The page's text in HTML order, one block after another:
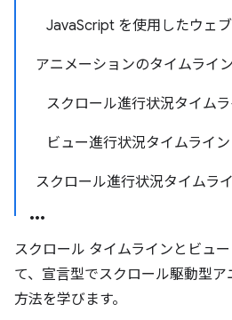
JavaScript を使用したウェ
アニメーションのタイムライン
スクロール進行状況タイム
ビュー進行状況タイムライン
スクロール進行状況タイムラ
スクロール タイムラインとビュ
て、宣言型でスクロール駆動型
方法を学びます。